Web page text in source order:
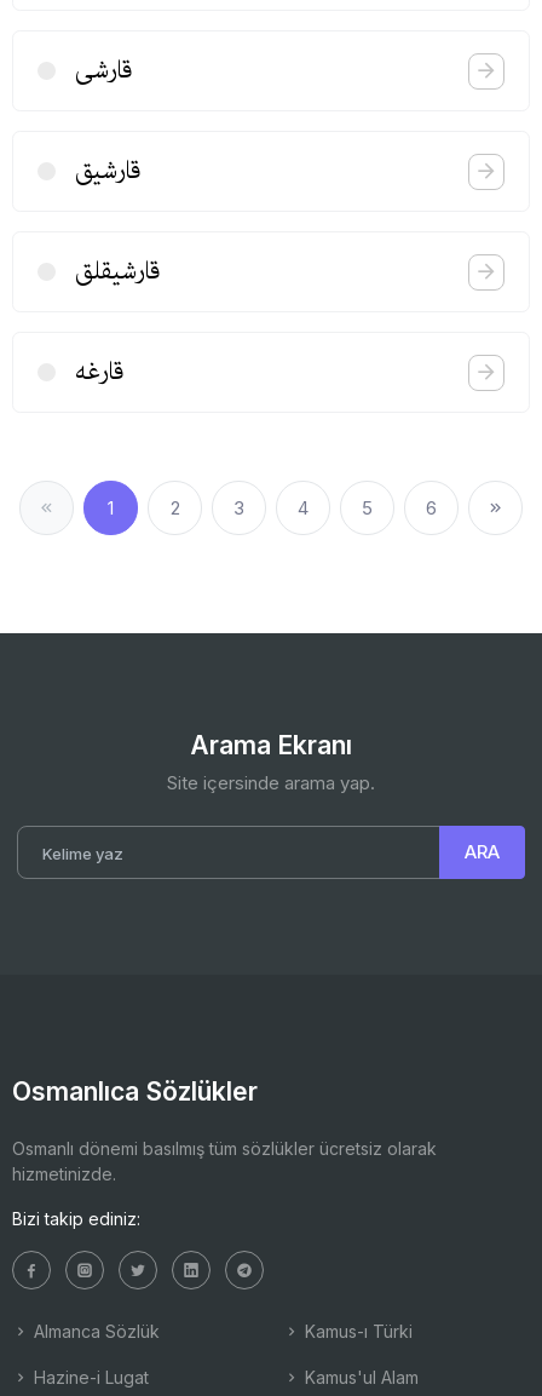
قارشی
قارشیق
قارشیقلق
قارغه
1 2 3 4 5 6
Arama Ekranı
Site içersinde arama yap.
Osmanlıca Sözlükler
Osmanlı dönemi basılmış tüm sözlükler ücretsiz olarak
hizmetinizde.
Bizi takip ediniz:
Almanca Sözlük
Hazine-i Lugat
Kamus-ı Türki
Kamus'ul Alam